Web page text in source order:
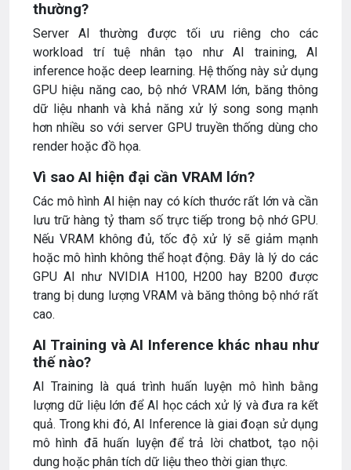
thường?
Server AI thường được tối ưu riêng cho các
workload trí tuệ nhân tạo như AI training, AI
inference hoặc deep learning. Hệ thống này sử dụng
GPU hiệu năng cao, bộ nhớ VRAM lớn, băng thông
dữ liệu nhanh và khả năng xử lý song song mạnh
hơn nhiều so với server GPU truyền thống dùng cho
render hoặc đồ họa.
Vì sao AI hiện đại cần VRAM lớn?
Các mô hình AI hiện nay có kích thước rất lớn và cần
lưu trữ hàng tỷ tham số trực tiếp trong bộ nhớ GPU.
Nếu VRAM không đủ, tốc độ xử lý sẽ giảm mạnh
hoặc mô hình không thể hoạt động. Đây là lý do các
GPU AI như NVIDIA H100, H200 hay B200 được
trang bị dung lượng VRAM và băng thông bộ nhớ rất
cao.
AI Training và AI Inference khác nhau như
thế nào?
AI Training là quá trình huấn luyện mô hình bằng
lượng dữ liệu lớn để AI học cách xử lý và đưa ra kết
quả. Trong khi đó, AI Inference là giai đoạn sử dụng
mô hình đã huấn luyện để trả lời chatbot, tạo nội
dung hoặc phân tích dữ liệu theo thời gian thực.